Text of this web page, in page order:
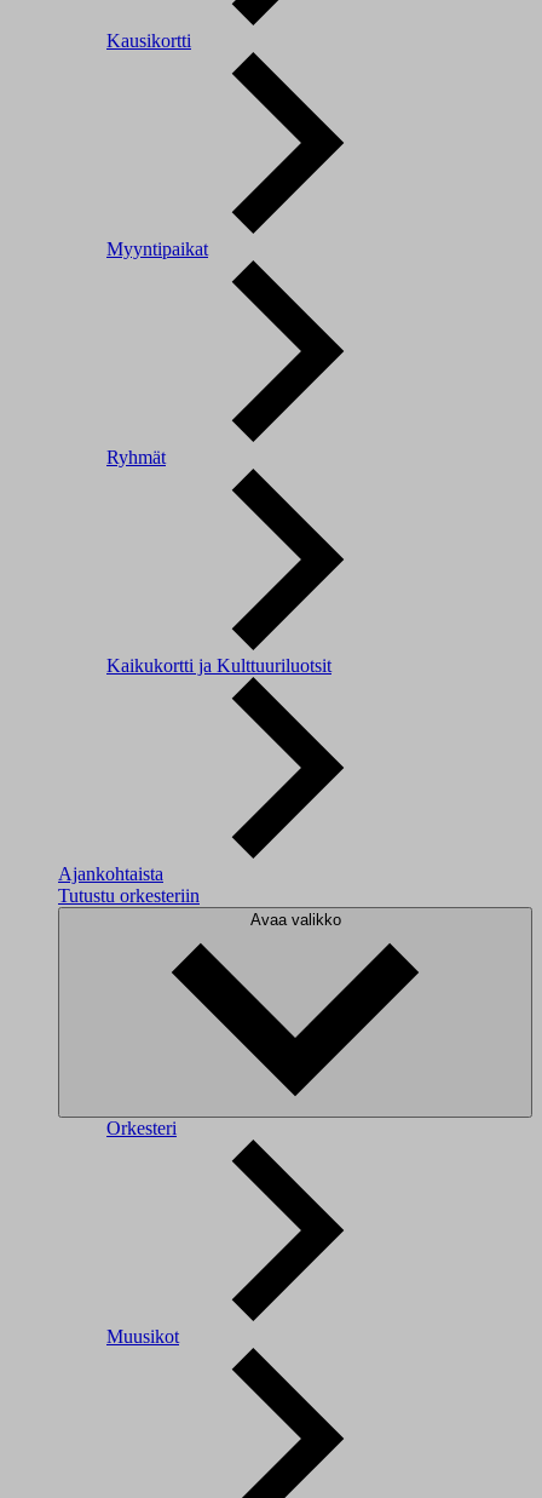
Kausikortti
Myyntipaikat
Ryhmät
Kaikukortti ja Kulttuuriluotsit
Ajankohtaista
Tutustu orkesteriin
Avaa valikko
Orkesteri
Muusikot